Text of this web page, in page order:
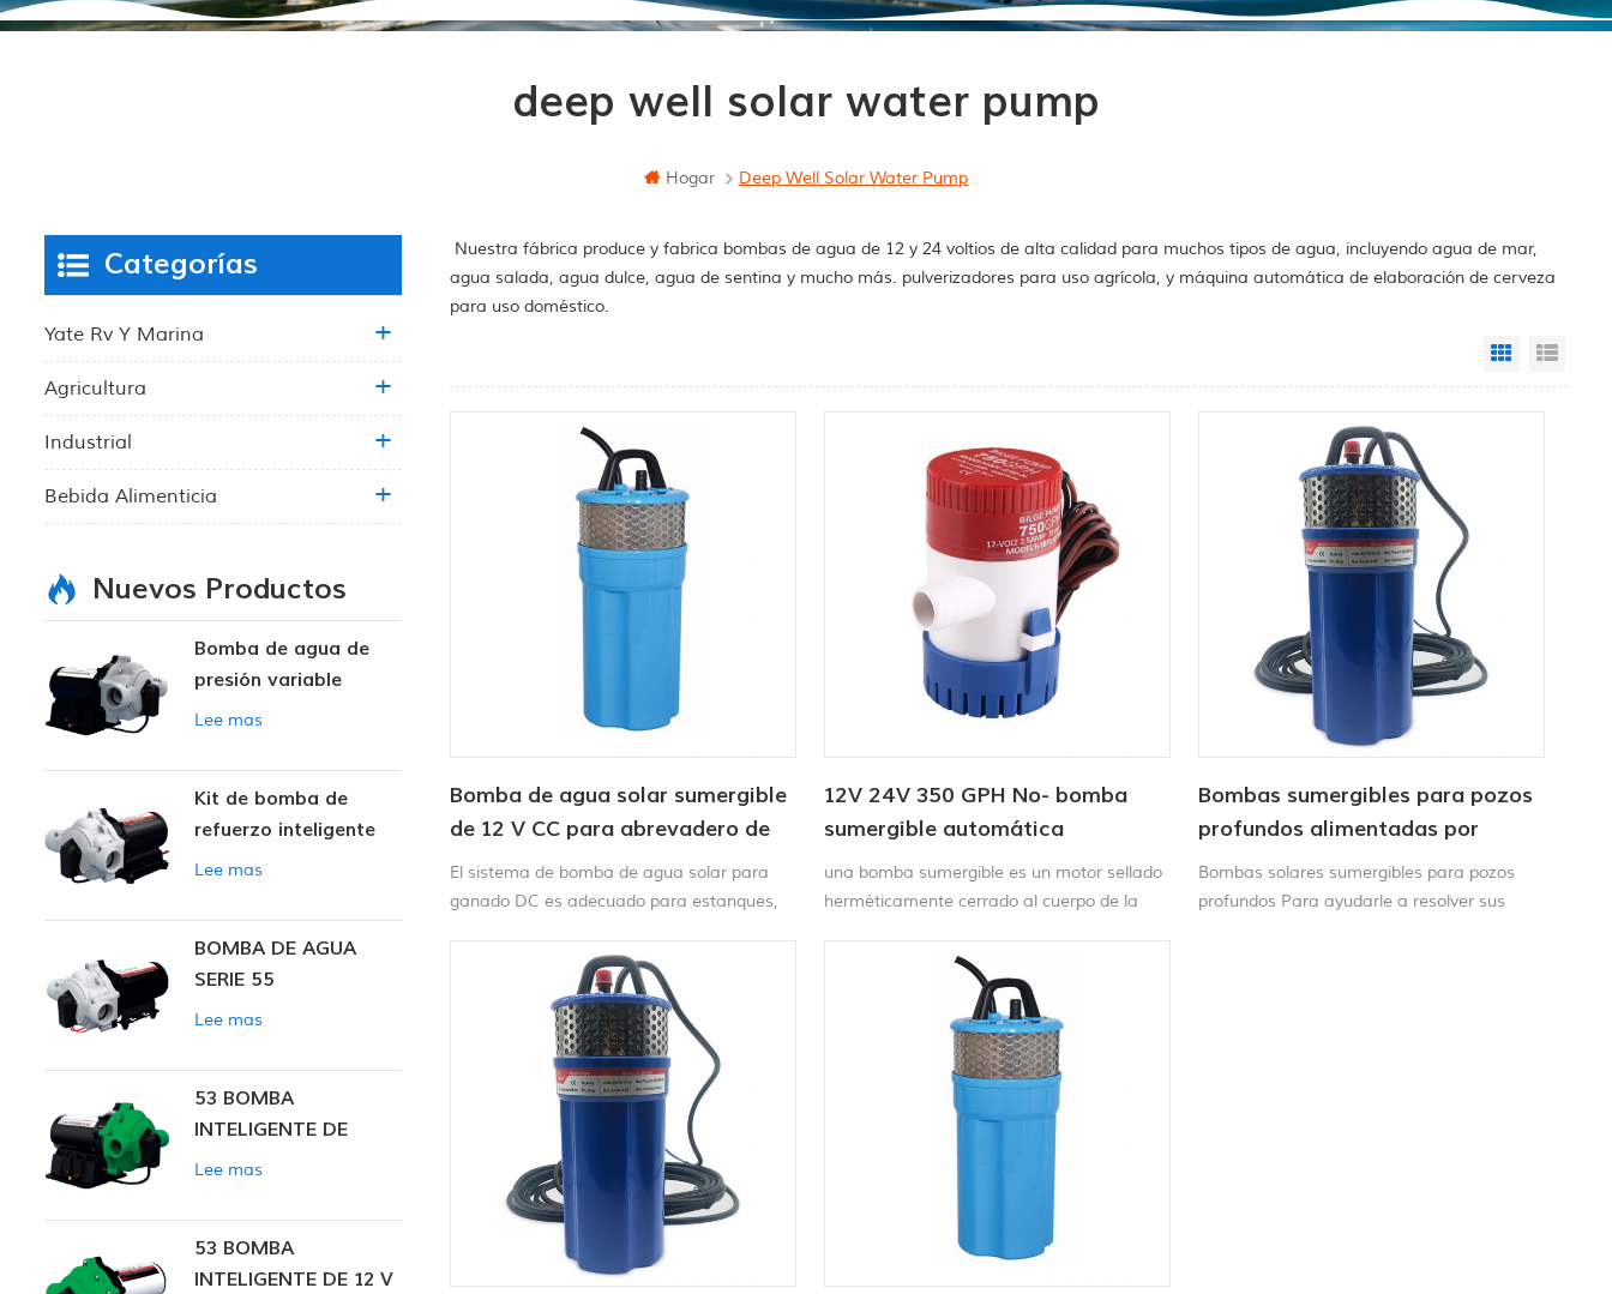
deep well solar water pump
Hogar Deep Well Solar Water Pump
Nuestra fábrica produce y fabrica bombas de agua de 12 y 24 voltios de alta calidad para muchos tipos de agua, incluyendo agua de mar,
agua salada, agua dulce, agua de sentina y mucho más. pulverizadores para uso agrícola, y máquina automática de elaboración de cerveza
para uso doméstico.
Grid View
Bomba de agua solar sumergible
de 12 V CC para abrevadero de
ganado
El sistema de bomba de agua solar para
ganado DC es adecuado para estanques,
para pozos de 4'' o más grandes, etc.
12V 24V 350 GPH No- bomba
sumergible automática
una bomba sumergible es un motor sellado
herméticamente cerrado al cuerpo de la
Bombas sumergibles para pozos
profundos alimentadas por
energía solar de 12/24 V
Bombas solares sumergibles para pozos
profundos Para ayudarle a resolver sus
Categorías
Yate Rv Y Marina
Agricultura
Industrial
Bebida Alimenticia
Nuevos Productos
Bomba de agua de
presión variable
inteligente
Lee mas
Kit de bomba de
refuerzo inteligente
Lee mas
BOMBA DE AGUA
SERIE 55
Lee mas
53 BOMBA
INTELIGENTE DE
PRESIÓN CONSTANTE
Lee mas
53 BOMBA
INTELIGENTE DE 12 V